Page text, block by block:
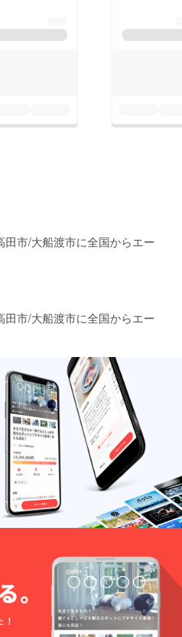
市/大船渡市に全国からエー
市/大船渡市に全国からエー